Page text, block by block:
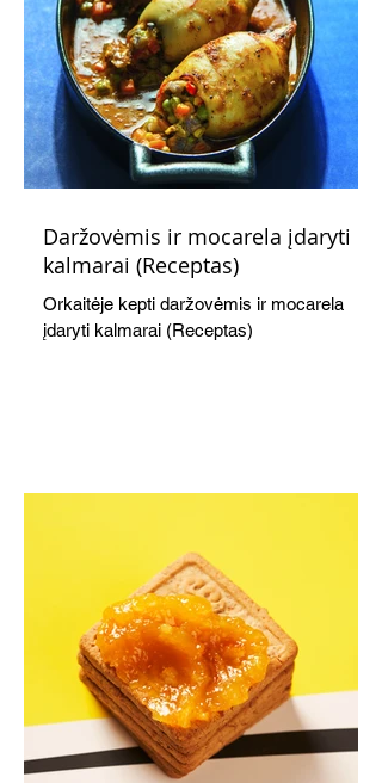
Daržovėmis ir mocarela įdaryti
kalmarai (Receptas)
Orkaitėje kepti daržovėmis ir mocarela
įdaryti kalmarai (Receptas)